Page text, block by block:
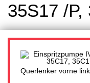
35S17 /P,
Querlenker vorne